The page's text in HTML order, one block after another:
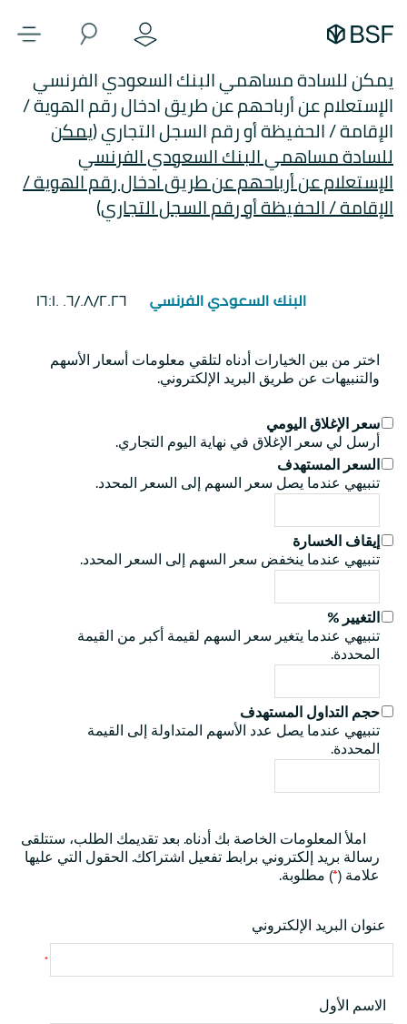
يمكن للسادة مساهمي البنك السعودي الفرنسي
الإستعلام عن أرباحهم عن طريق ادخال رقم الهوية /
الإقامة / الحفيظة أو رقم السجل التجاري (يمكن
للسادة مساهمي البنك السعودي الفرنسي
الإستعلام عن أرباحهم عن طريق ادخال رقم الهوية /
الإقامة / الحفيظة أو رقم السجل التجاري)